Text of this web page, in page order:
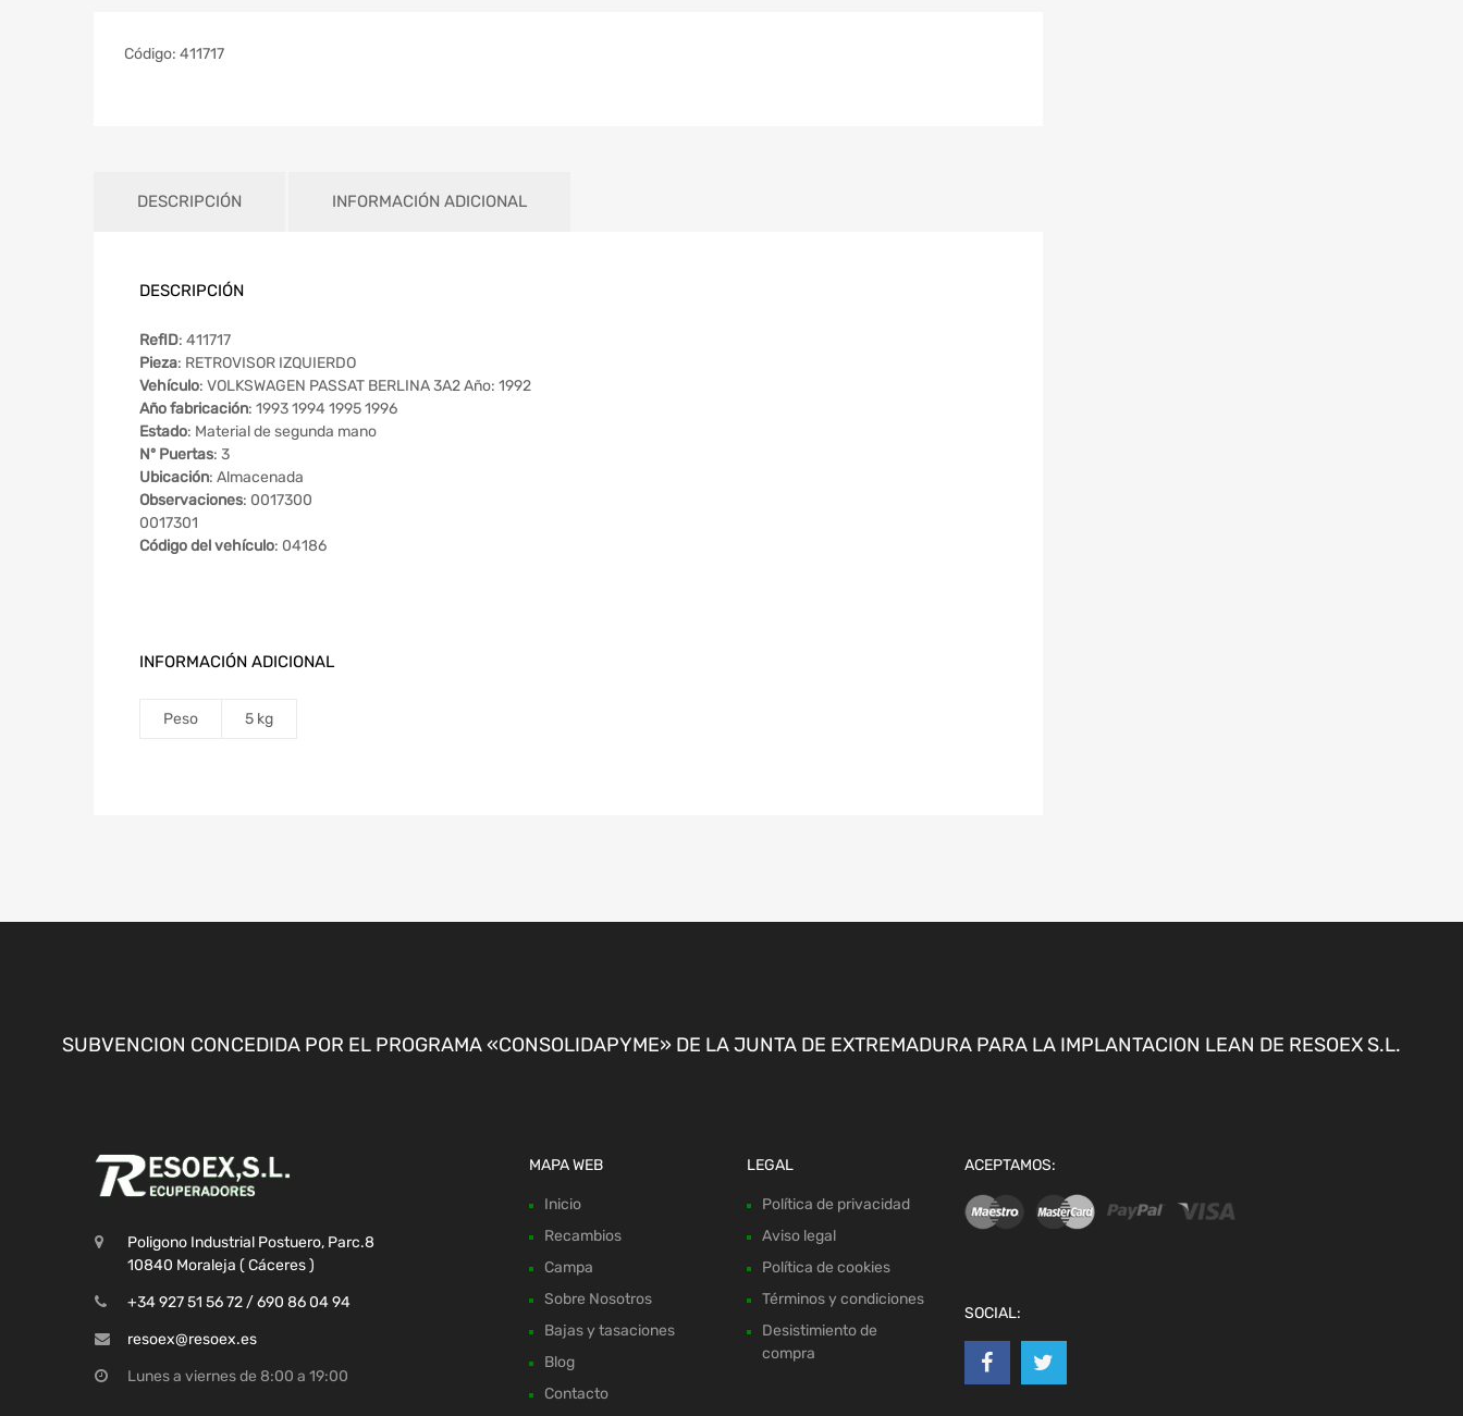
Código: 411717
DESCRIPCIÓN INFORMACIÓN ADICIONAL
DESCRIPCIÓN
RefID: 411717
Pieza: RETROVISOR IZQUIERDO
Vehículo: VOLKSWAGEN PASSAT BERLINA 3A2 Año: 1992
Año fabricación: 1993 1994 1995 1996
Estado: Material de segunda mano
Nº Puertas: 3
Ubicación: Almacenada
Observaciones: 0017300
0017301
Código del vehículo: 04186
INFORMACIÓN ADICIONAL
Peso 5 kg
SUBVENCION CONCEDIDA POR EL PROGRAMA «CONSOLIDAPYME» DE LA JUNTA DE EXTREMADURA PARA LA IMPLANTACION LEAN DE RESOEX S.L.
Poligono Industrial Postuero, Parc.8
10840 Moraleja ( Cáceres )
+34 927 51 56 72 / 690 86 04 94
resoex@resoex.es
Lunes a viernes de 8:00 a 19:00
MAPA WEB
Inicio
Recambios
Campa
Sobre Nosotros
Bajas y tasaciones
Blog
Contacto
LEGAL
Política de privacidad
Aviso legal
Política de cookies
Términos y condiciones
Desistimiento de
compra
ACEPTAMOS:
SOCIAL: